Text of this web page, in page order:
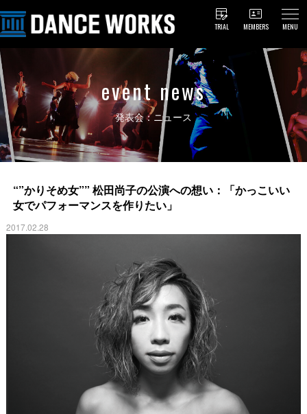
TRIAL MEMBERS MENU
event news
発表会：ニュース
“”かりそめ女”” 松田尚子の公演への想い：「かっこいい
女でパフォーマンスを作りたい」
2017.02.28